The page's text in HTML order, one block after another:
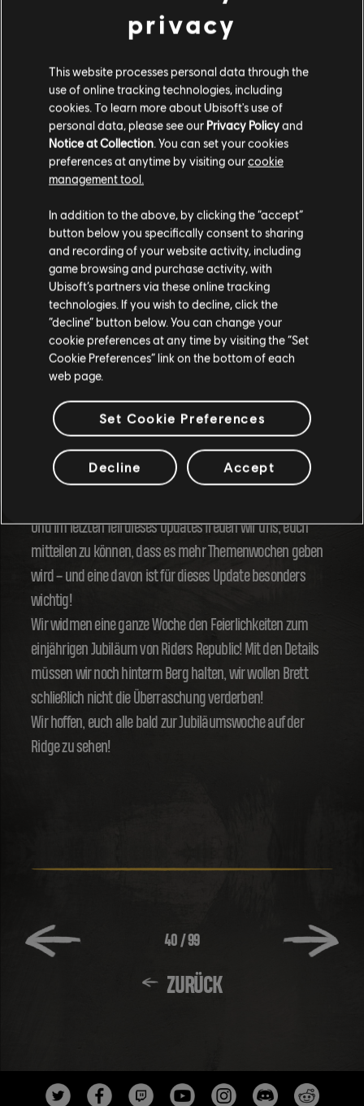
40 /99
ZURÜCK
wir im neuen Shop feststellen, dass es viele Anfragen für
ein bestimmtes Outfit gibt, stehen die Chancen gut, dass
Wir können es kaum erwarten, zu hören, was ihr vom
neuen Shop haltet!
UND ES GIBT NOCH VIEL MEHR!
und Veränderungen! Mit Odyssey erhöht sich die Anzahl
unserer Sponsoren! Dieser neue Sponsor ist für BMX-
Karrieren verfügbar. Rider, die sich dafür interessieren,
können sich auf zwei brandneue Stunts freuen!
Als Teil dieses Updates werden auch einige Probleme
behoben und Verbesserungen implementiert, wie ihr den
Patch Notes entnehmen könnt. Wir haben die Ragdoll-
Physik überarbeitet, da sie einigen Ridern erlaubt hat, Teile
von Rennen zu überspringen.
JUBILÄUMSWOCHE
Und im letzten Teil dieses Updates freuen wir uns, euch
mitteilen zu können, dass es mehr Themenwochen geben
wird – und eine davon ist für dieses Update besonders
wichtig!
Wir widmen eine ganze Woche den Feierlichkeiten zum
einjährigen Jubiläum von Riders Republic! Mit den Details
müssen wir noch hinterm Berg halten, wir wollen Brett
schließlich nicht die Überraschung verderben!
Wir hoffen, euch alle bald zur Jubiläumswoche auf der
Ridge zu sehen!
privacy
This website processes personal data through the
use of online tracking technologies, including
cookies. To learn more about Ubisoft's use of
personal data, please see our Privacy Policyand
Notice at Collection. You can set your cookies
preferences at anytime by visiting ourcookie
management tool.
In addition to the above, by clicking the “accept”
button below you specifically consent to sharing
and recording of your website activity, including
game browsing and purchase activity, with
Ubisoft’s partners via these online tracking
technologies. If you wish to decline, click the
“decline” button below. You can change your
cookie preferences at any time by visiting the “Set
Cookie Preferences” link on the bottom of each
web page.
Set Cookie Preferences
Decline Accept